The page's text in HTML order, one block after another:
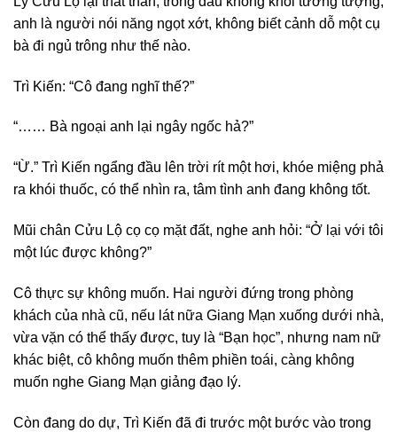
anh là người nói năng ngọt xớt, không biết cảnh dỗ một cụ
bà đi ngủ trông như thế nào.
Trì Kiến: “Cô đang nghĩ thế?”
“…… Bà ngoại anh lại ngây ngốc hả?”
“Ừ.” Trì Kiến ngẩng đầu lên trời rít một hơi, khóe miệng phả
ra khói thuốc, có thể nhìn ra, tâm tình anh đang không tốt.
Mũi chân Cửu Lộ cọ cọ mặt đất, nghe anh hỏi: “Ở lại với tôi
một lúc được không?”
Cô thực sự không muốn. Hai người đứng trong phòng
khách của nhà cũ, nếu lát nữa Giang Mạn xuống dưới nhà,
vừa vặn có thể thấy được, tuy là “Bạn học”, nhưng nam nữ
khác biệt, cô không muốn thêm phiền toái, càng không
muốn nghe Giang Mạn giảng đạo lý.
Còn đang do dự, Trì Kiến đã đi trước một bước vào trong